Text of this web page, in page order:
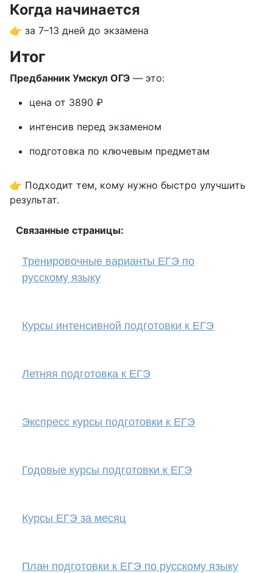
Когда начинается
👉 за 7–13 дней до экзамена
Итог
Предбанник Умскул ОГЭ — это:
цена от 3890 ₽
интенсив перед экзаменом
подготовка по ключевым предметам
👉 Подходит тем, кому нужно быстро улучшить
результат.
Связанные страницы:
Тренировочные варианты ЕГЭ по
русскому языку
Курсы интенсивной подготовки к ЕГЭ
Летняя подготовка к ЕГЭ
Экспресс курсы подготовки к ЕГЭ
Годовые курсы подготовки к ЕГЭ
Курсы ЕГЭ за месяц
План подготовки к ЕГЭ по русскому языку